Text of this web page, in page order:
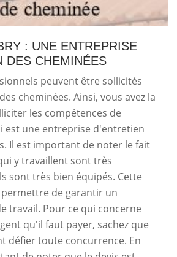
: UNE ENTREPRISE
DES CHEMINÉES
peuvent être sollicités
cheminées. Ainsi, vous avez la
les compétences de
est une entreprise d'entretien
Il est important de noter le fait
y travaillent sont très
sont très bien équipés. Cette
de garantir un
travail. Pour ce qui concerne
qu'il faut payer, sachez que
défier toute concurrence. En